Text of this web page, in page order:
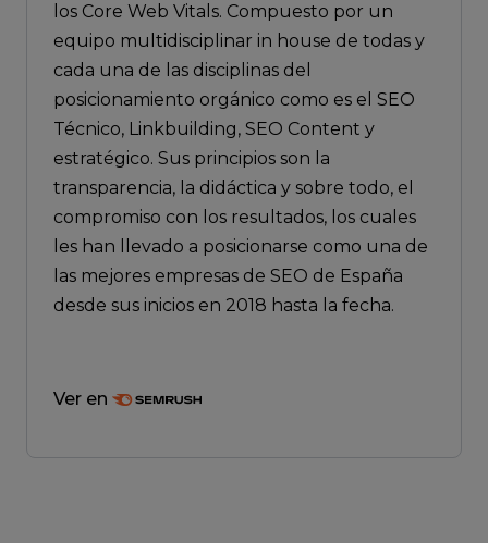
los Core Web Vitals. Compuesto por un
equipo multidisciplinar in house de todas y
cada una de las disciplinas del
posicionamiento orgánico como es el SEO
Técnico, Linkbuilding, SEO Content y
estratégico. Sus principios son la
transparencia, la didáctica y sobre todo, el
compromiso con los resultados, los cuales
les han llevado a posicionarse como una de
las mejores empresas de SEO de España
desde sus inicios en 2018 hasta la fecha.
Ver en